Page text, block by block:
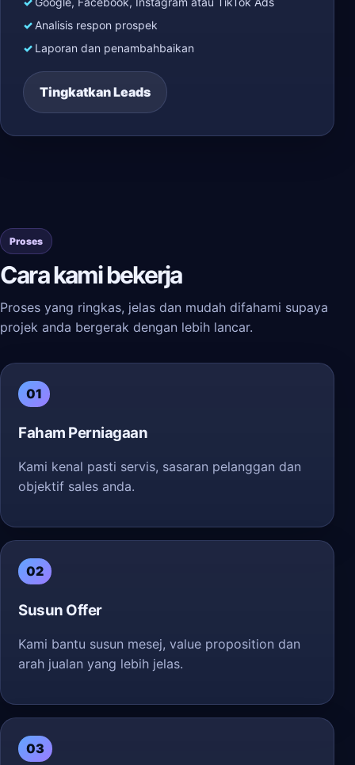
Analisis respon prospek
Laporan dan penambahbaikan
Tingkatkan Leads
Proses
Cara kami bekerja
Proses yang ringkas, jelas dan mudah difahami supaya
projek anda bergerak dengan lebih lancar.
01
Faham Perniagaan
Kami kenal pasti servis, sasaran pelanggan dan
objektif sales anda.
02
Susun Offer
Kami bantu susun mesej, value proposition dan
arah jualan yang lebih jelas.
03